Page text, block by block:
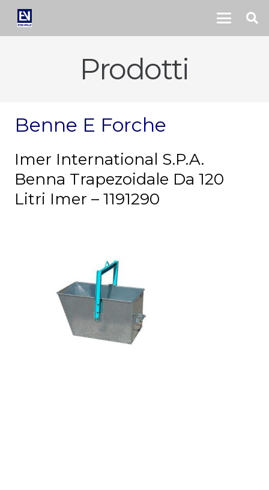
Prodotti
Benne E Forche
Imer International S.P.A.
Benna Trapezoidale Da 120
Litri Imer – 1191290